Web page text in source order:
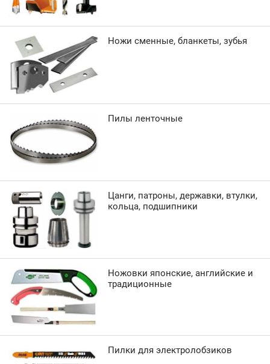
Ножи сменные, бланкеты, зубья
Пилы ленточные
Цанги, патроны, державки, втулки,
кольца, подшипники
Ножовки японские, английские и
традиционные
Пилки для электролобзиков